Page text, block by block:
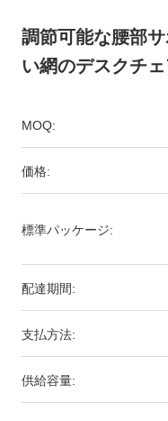
調節可能な腰部
い網のデスクチ
MOQ:
価格:
標準パッケージ:
配達期間:
支払方法:
供給容量: